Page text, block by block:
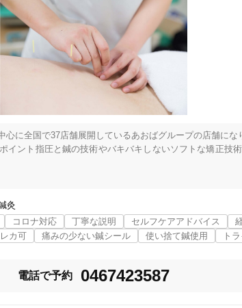
女性限定
オンラインサポートあり
カルテ共有
に全国で37店舗展開しているあおばグループの店舗にな
イント指圧と鍼の技術やバキバキしないソフトな矯正技
灸
コロナ対応 丁寧な説明 セルフケアアドバイス
カ可 痛みの少ない鍼シール 使い捨て鍼使用 ト
電話で予約 0467423587